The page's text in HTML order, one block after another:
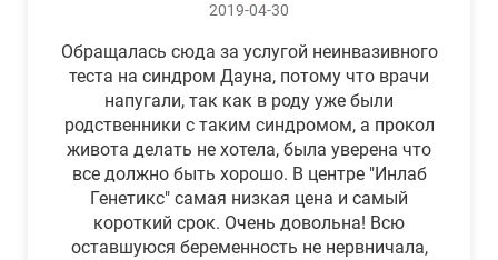
2019-04-30
Обращалась сюда за услугой неинвазивного
теста на синдром Дауна, потому что врачи
напугали, так как в роду уже были
родственники с таким синдромом, а прокол
живота делать не хотела, была уверена что
все должно быть хорошо. В центре "Инлаб
Генетикс" самая низкая цена и самый
короткий срок. Очень довольна! Всю
оставшуюся беременность не нервничала,